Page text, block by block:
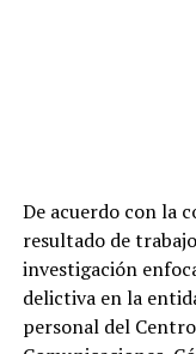
De acuerdo con la
resultado de
investigación
delictiva en la
personal del